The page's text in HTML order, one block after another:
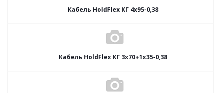
Кабель HoldFlex КГ 4x95-0,38
Кабель HoldFlex КГ 3x70+1x35-0,38